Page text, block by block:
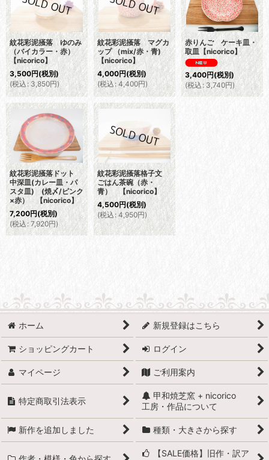
紋花彩泥掻落 ゆのみ
（バイカラー・赤）
【nicorico】
3,500円(税別)
(税込 : 3,850円)
紋花彩泥掻落 マグカ
ップ （mix/赤・青)
【nicorico】
4,000円(税別)
(税込: 4,400円)
赤りんご ケーキ皿・
取皿【nicorico】
3,400円(税別)
(税込: 3,740円)
紋花彩泥掻落ドット
中深皿(カレー皿・パ
スタ皿) (焼〆/ピンク
×赤） 【nicorico】
7,200円(税別)
(税込 : 7,920円)
紋花彩泥掻落格子文
ごはん茶碗（赤・
青） 【nicorico】
4,500円(税別)
(税込 : 4,950円)
ホーム 新規登録はこちら
ショッピングカート ログイン
マイページ ご利用案内
特定商取引法表示
甲和焼芝窯 + nicorico
工房・作品について
新作を追加しました 種類・大きさから探す
【SALE価格】旧作・訳ア